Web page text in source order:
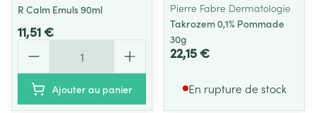
R Calm Emuls 90ml
11,51 €
Ajouter au panier
Pierre Fabre Dermatologie
Takrozem 0,1% Pommade
30g
22,15 €
En rupture de stock